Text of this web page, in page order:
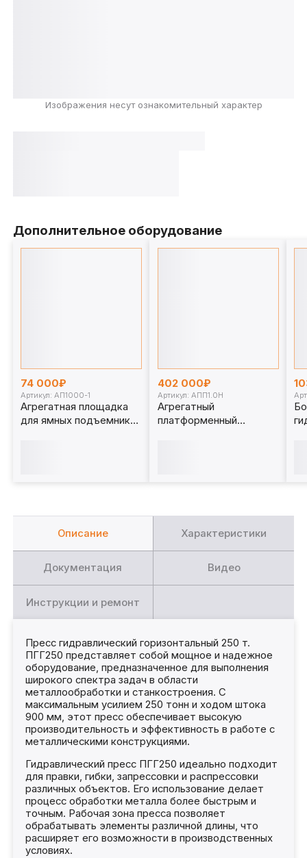
Изображения несут ознакомительный характер
Дополнительное оборудование
74 000₽
Артикул: АП1000-1
Агрегатная площадка
для ямных подъемников
402 000₽
Артикул: АПП1.0Н
Агрегатный
платформенный
Описание Характеристики
Документация Видео
Инструкции и ремонт
Пресс гидравлический горизонтальный 250 т.
ПГГ250 представляет собой мощное и надежное
оборудование, предназначенное для выполнения
широкого спектра задач в области
металлообработки и станкостроения. С
максимальным усилием 250 тонн и ходом штока
900 мм, этот пресс обеспечивает высокую
производительность и эффективность в работе с
металлическими конструкциями.
Гидравлический пресс ПГГ250 идеально подходит
для правки, гибки, запрессовки и распрессовки
различных объектов. Его использование делает
процесс обработки металла более быстрым и
точным. Рабочая зона пресса позволяет
обрабатывать элементы различной длины, что
расширяет его возможности в производственных
условиях.